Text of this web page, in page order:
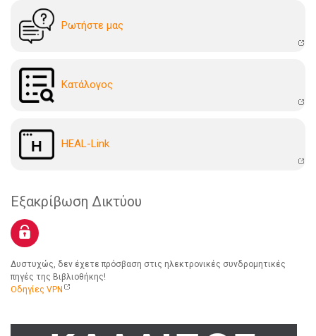
Ρωτήστε μας
Kατάλογoς
HEAL-Link
Εξακρίβωση Δικτύου
Δυστυχώς, δεν έχετε πρόσβαση στις ηλεκτρονικές συνδρομητικές
πηγές της Βιβλιοθήκης!
Οδηγίες VPN